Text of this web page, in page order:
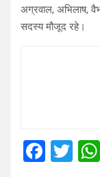
अग्रवाल, अभिलाष,
सदस्य मौजूद रहे।
F
T